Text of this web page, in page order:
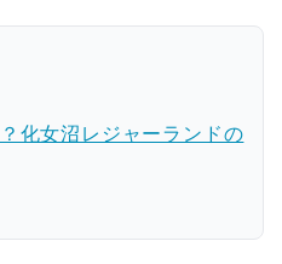
化女沼レジャーランドの